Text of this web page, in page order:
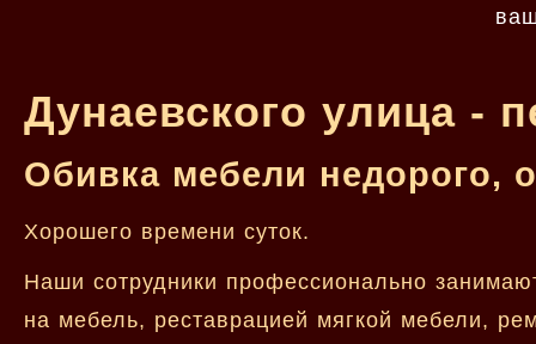
Дунаевского улица -
Обивка мебели недорого,
Хорошего времени суток.
Наши сотрудники профессионально
на мебель, реставрацией мягкой мебели,